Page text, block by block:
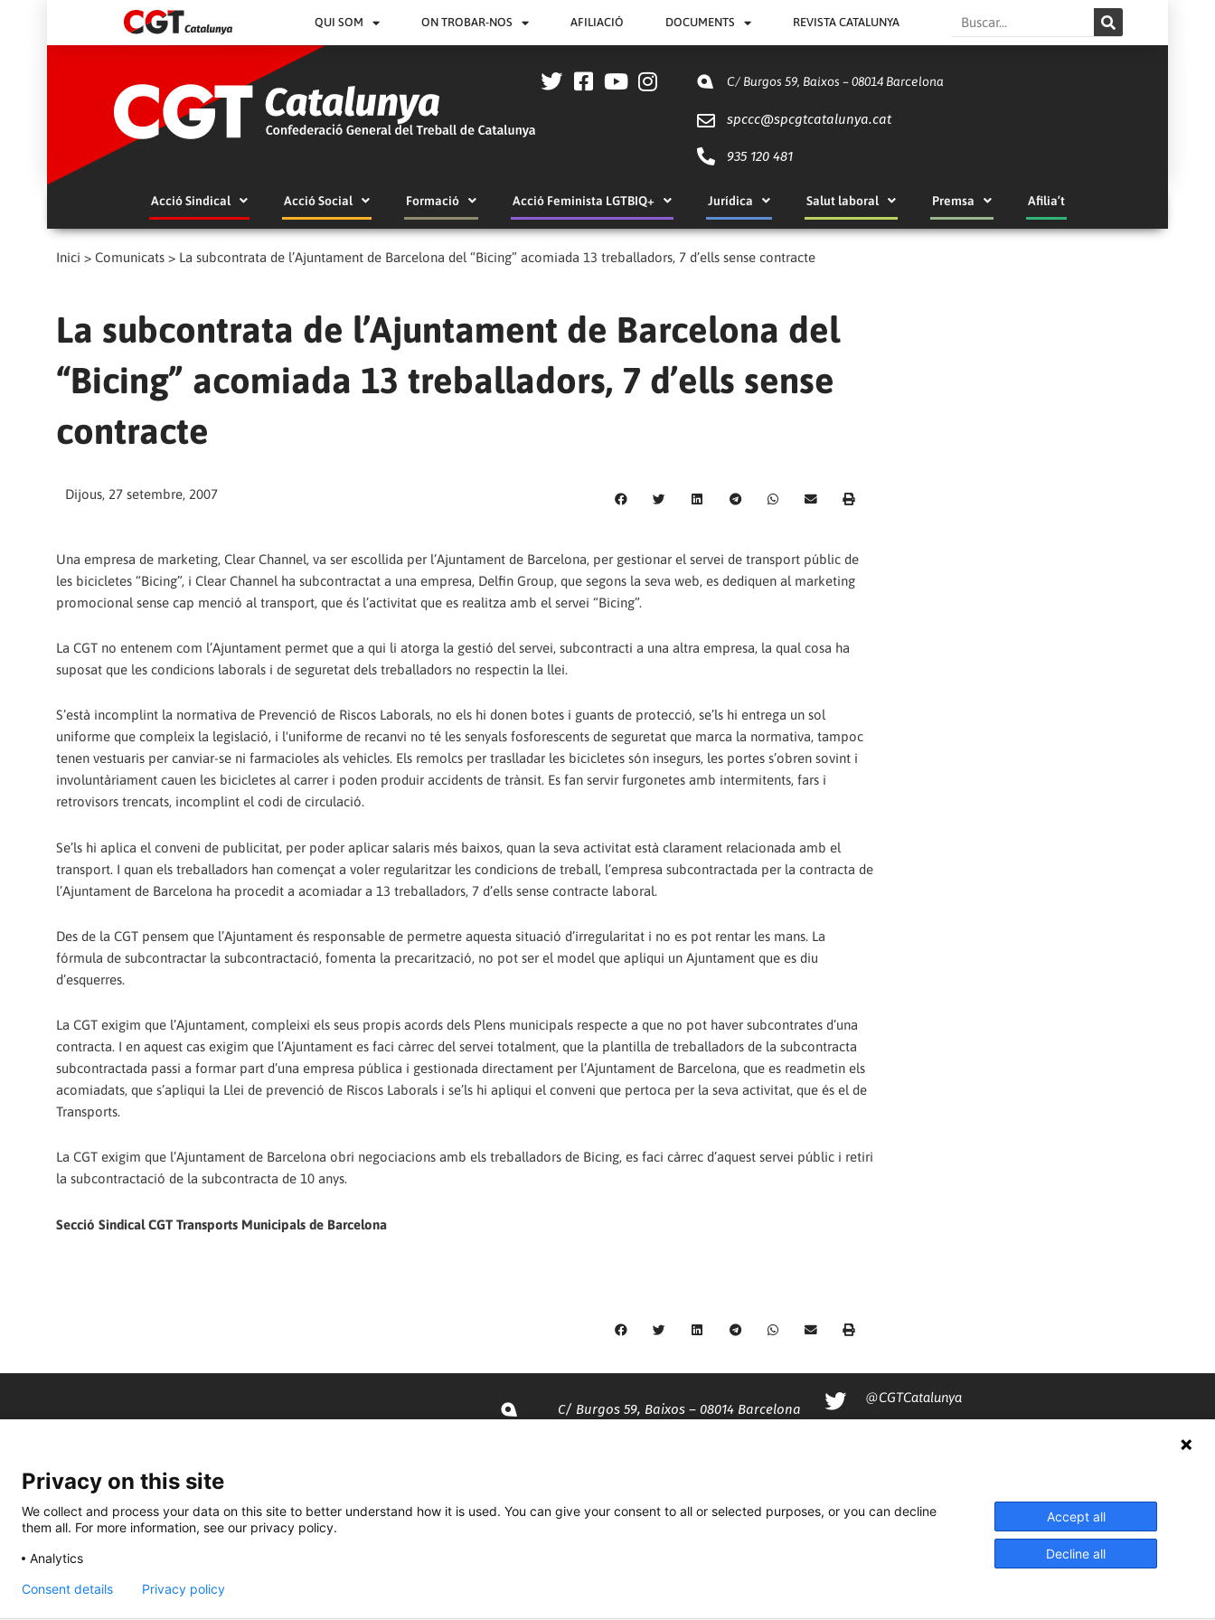
QUI SOM ON TROBAR-NOS AFILIACIÓ DOCUMENTS REVISTA CATALUNYA Search
C/ Burgos 59, Baixos – 08014 Barcelona
spccc@spcgtcatalunya.cat
935 120 481
Acció Sindical Acció Social Formació Acció Feminista LGTBIQ+ Jurídica Salut laboral Premsa Afilia’t
Inici > Comunicats > La subcontrata de l’Ajuntament de Barcelona del “Bicing” acomiada 13 treballadors, 7 d’ells sense contracte
La subcontrata de l’Ajuntament de Barcelona del
“Bicing” acomiada 13 treballadors, 7 d’ells sense
contracte
Dijous, 27 setembre, 2007
Una empresa de marketing, Clear Channel, va ser escollida per l’Ajuntament de Barcelona, per gestionar el servei de transport públic de
les bicicletes “Bicing”, i Clear Channel ha subcontractat a una empresa, Delfin Group, que segons la seva web, es dediquen al marketing
promocional sense cap menció al transport, que és l’activitat que es realitza amb el servei “Bicing”.
La CGT no entenem com l’Ajuntament permet que a qui li atorga la gestió del servei, subcontracti a una altra empresa, la qual cosa ha
suposat que les condicions laborals i de seguretat dels treballadors no respectin la llei.
S’està incomplint la normativa de Prevenció de Riscos Laborals, no els hi donen botes i guants de protecció, se’ls hi entrega un sol
uniforme que compleix la legislació, i l'uniforme de recanvi no té les senyals fosforescents de seguretat que marca la normativa, tampoc
tenen vestuaris per canviar-se ni farmacioles als vehicles. Els remolcs per traslladar les bicicletes són insegurs, les portes s’obren sovint i
involuntàriament cauen les bicicletes al carrer i poden produir accidents de trànsit. Es fan servir furgonetes amb intermitents, fars i
retrovisors trencats, incomplint el codi de circulació.
Se’ls hi aplica el conveni de publicitat, per poder aplicar salaris més baixos, quan la seva activitat està clarament relacionada amb el
transport. I quan els treballadors han començat a voler regularitzar les condicions de treball, l’empresa subcontractada per la contracta de
l’Ajuntament de Barcelona ha procedit a acomiadar a 13 treballadors, 7 d’ells sense contracte laboral.
Des de la CGT pensem que l’Ajuntament és responsable de permetre aquesta situació d’irregularitat i no es pot rentar les mans. La
fórmula de subcontractar la subcontractació, fomenta la precarització, no pot ser el model que apliqui un Ajuntament que es diu
d’esquerres.
La CGT exigim que l’Ajuntament, compleixi els seus propis acords dels Plens municipals respecte a que no pot haver subcontrates d’una
contracta. I en aquest cas exigim que l’Ajuntament es faci càrrec del servei totalment, que la plantilla de treballadors de la subcontracta
subcontractada passi a formar part d’una empresa pública i gestionada directament per l’Ajuntament de Barcelona, que es readmetin els
acomiadats, que s’apliqui la Llei de prevenció de Riscos Laborals i se’ls hi apliqui el conveni que pertoca per la seva activitat, que és el de
Transports.
La CGT exigim que l’Ajuntament de Barcelona obri negociacions amb els treballadors de Bicing, es faci càrrec d’aquest servei públic i retiri
la subcontractació de la subcontracta de 10 anys.
Secció Sindical CGT Transports Municipals de Barcelona
C/ Burgos 59, Baixos – 08014 Barcelona
935 120 481
@CGTCatalunya
Privacy on this site
We collect and process your data on this site to better understand how it is used. You can give your consent to all or selected purposes, or you can decline
them all. For more information, see our privacy policy.
Analytics
Accept all
Decline all
Consent details Privacy policy